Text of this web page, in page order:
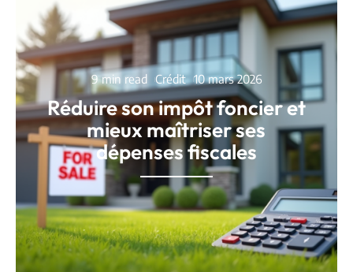
9 min read Crédit 10 mars 2026
Réduire son impôt foncier et
mieux maîtriser ses
dépenses fiscales